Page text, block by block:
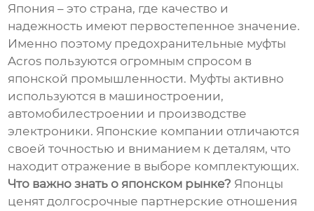
Япония – это страна, где качество и
надежность имеют первостепенное значение.
Именно поэтому предохранительные муфты
Acros пользуются огромным спросом в
японской промышленности. Муфты активно
используются в машиностроении,
автомобилестроении и производстве
электроники. Японские компании отличаются
своей точностью и вниманием к деталям, что
находит отражение в выборе комплектующих.
Что важно знать о японском рынке? Японцы
ценят долгосрочные партнерские отношения